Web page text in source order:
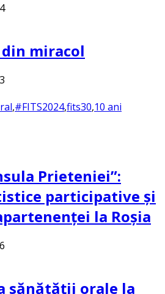
din miracol
,#FITS2024,fits30,10 ani
Prieteniei”:
participative și
la Roșia
sănătății orale la